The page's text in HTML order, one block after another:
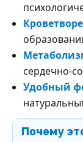
сердечно-
Удобный
Почему